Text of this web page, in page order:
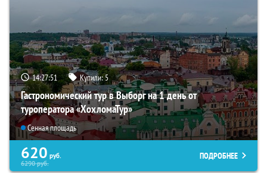
14:27:50 Купили:5
Гастрономический тур в Выборг на 1 день от
туроператора «ХохломаТур»
Сенная площадь
620 руб.
6290руб.
ПОДРОБНЕЕ